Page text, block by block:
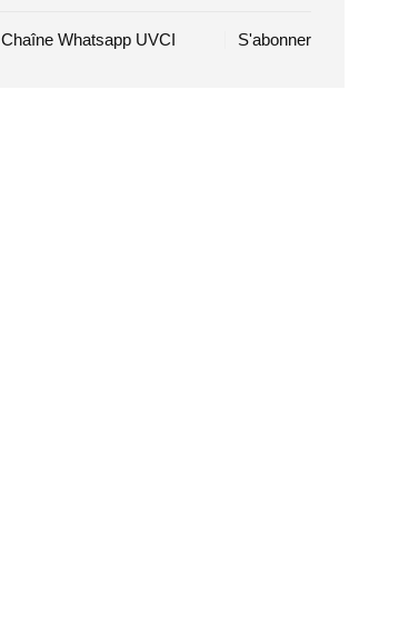
Chaîne Whatsapp UVCI S'abonner